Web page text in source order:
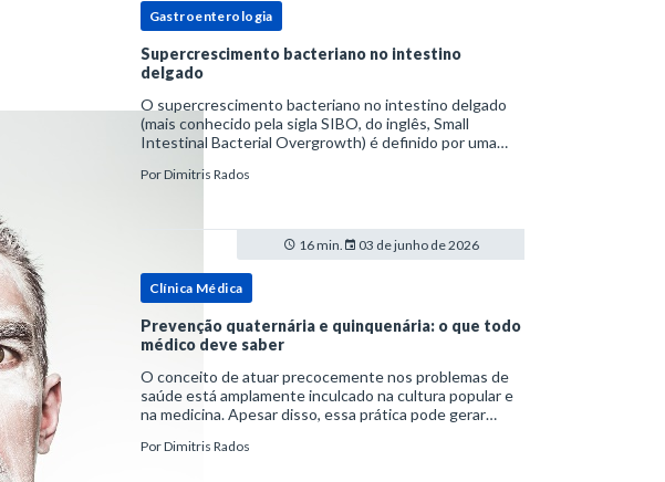
Gastroenterologia
Supercrescimento bacteriano no intestino
delgado
O supercrescimento bacteriano no intestino delgado
(mais conhecido pela sigla SIBO, do inglês, Small
Intestinal Bacterial Overgrowth) é definido por uma
específica de disbiose do trato digestivo. P
PorDimitris Rados
16 min. 03 de junho de 2026
Clínica Médica
Prevenção quaternária e quinquenária: o que todo
médico deve saber
O conceito de atuar precocemente nos problemas de
saúde está amplamente inculcado na cultura popular e
na medicina. Apesar disso, essa prática pode gerar
tratamentos podem advir de prevenção excessiva
PorDimitris Rados